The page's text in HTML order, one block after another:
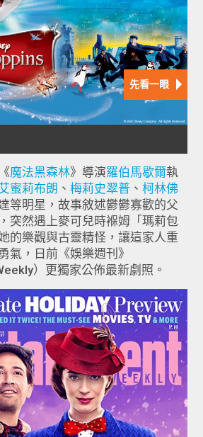
魔法黑森林》導演羅伯馬歇爾執
蜜莉布朗 、梅莉史翠普 、柯林佛
等明星，故事敘述鬱鬱寡歡的父
突然遇上麥可兒時褓姆「瑪莉包
的樂觀與古靈精怪，讓這家人重
氣，日前《娛樂週刊》
）更獨家公佈最新劇照。